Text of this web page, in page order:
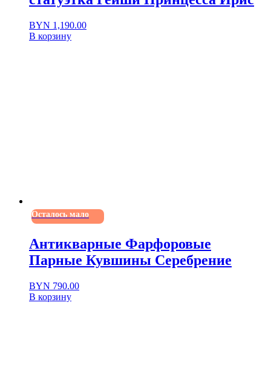
BYN 1,190.00
В корзину
Осталось мало
Антикварные Фарфоровые
Парные Кувшины Серебрение
BYN 790.00
В корзину